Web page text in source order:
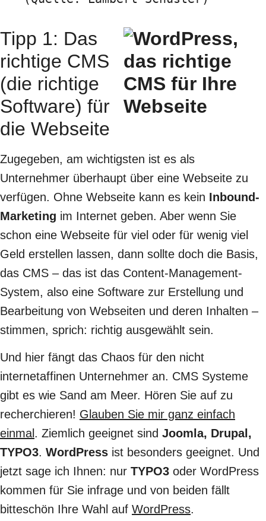
Tipp 1: Das
richtige CMS
(die richtige
Software) für
die Webseite
Zugegeben, am wichtigsten ist es als
Unternehmer überhaupt über eine Webseite zu
verfügen. Ohne Webseite kann es kein Inbound-
Marketing im Internet geben. Aber wenn Sie
schon eine Webseite für viel oder für wenig viel
Geld erstellen lassen, dann sollte doch die Basis,
das CMS – das ist das Content-Management-
System, also eine Software zur Erstellung und
Bearbeitung von Webseiten und deren Inhalten –
stimmen, sprich: richtig ausgewählt sein.
Und hier fängt das Chaos für den nicht
internetaffinen Unternehmer an. CMS Systeme
gibt es wie Sand am Meer. Hören Sie auf zu
recherchieren! Glauben Sie mir ganz einfach
einmal . Ziemlich geeignet sind Joomla, Drupal,
TYPO3. WordPress ist besonders geeignet. Und
jetzt sage ich Ihnen: nur TYPO3 oder WordPress
kommen für Sie infrage und von beiden fällt
bitteschön Ihre Wahl auf WordPress.